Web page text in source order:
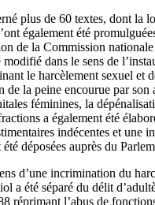
plus de 60 textes, dont la
également été
de la Commission
dans le sens de
le harcèlement sexuel et
de la peine encourue par
féminines, la
a également été
indécentes et une
déposées auprès du
d’une incrimination du
a été séparé du délit
réprimant l’abus de